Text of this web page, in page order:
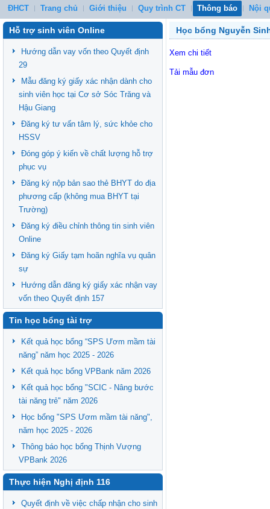
ĐHCT Trang chủ Giới thiệu Quy trình CT Thông báo Nội
Hỗ trợ sinh viên Online
Hướng dẫn vay vốn theo Quyết định
29
Mẫu đăng ký giấy xác nhận dành cho
sinh viên học tại Cơ sở Sóc Trăng và
Hậu Giang
Đăng ký tư vấn tâm lý, sức khỏe cho
HSSV
Đóng góp ý kiến về chất lượng hỗ trợ
phục vụ
Đăng ký nộp bản sao thẻ BHYT do địa
phương cấp (không mua BHYT tại
Trường)
Đăng ký điều chỉnh thông tin sinh viên
Online
Đăng ký Giấy tạm hoãn nghĩa vụ quân
sự
Hướng dẫn đăng ký giấy xác nhận vay
vốn theo Quyết định 157
Tin học bổng tài trợ
Kết quả học bổng “SPS Ươm mầm tài
năng” năm học 2025 - 2026
Kết quả học bổng VPBank năm 2026
Kết quả học bổng "SCIC - Nâng bước
tài năng trẻ" năm 2026
Học bổng "SPS Ươm mầm tài năng",
năm học 2025 - 2026
Thông báo học bổng Thịnh Vượng
VPBank 2026
Thực hiện Nghị định 116
Quyết định về việc chấp nhận cho sinh
Học bổng Nguyễn
Xem chi tiết
Tải mẫu đơn